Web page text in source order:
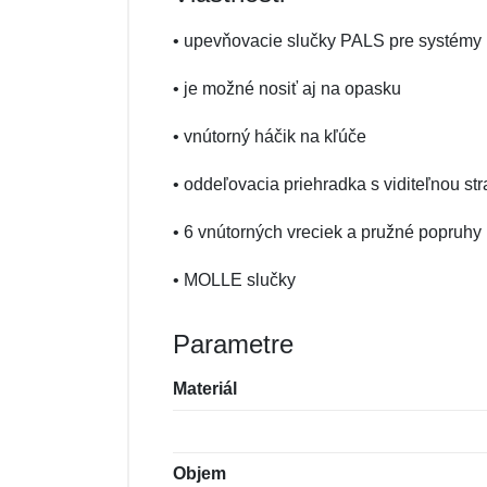
• upevňovacie slučky PALS pre systémy
• je možné nosiť aj na opasku
• vnútorný háčik na kľúče
• oddeľovacia priehradka s viditeľnou
• 6 vnútorných vreciek a pružné popruhy
• MOLLE slučky
Parametre
Materiál
Objem